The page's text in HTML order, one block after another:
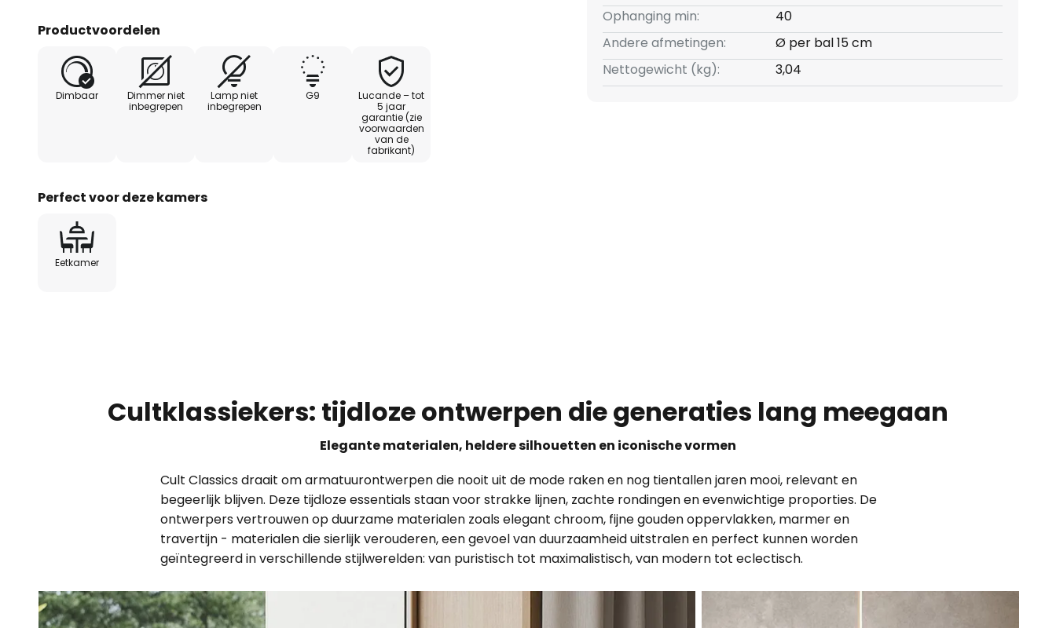
Productvoordelen
Dimbaar
Dimmer niet
inbegrepen
Lamp niet
inbegrepen
G9
Lucande – tot
5 jaar
garantie (zie
voorwaarden
van de
fabrikant)
Perfect voor deze kamers
Eetkamer
Ophanging min:
40
Andere afmetingen:
Ø per bal 15 cm
Nettogewicht (kg):
3,04
Cultklassiekers: tijdloze ontwerpen die generaties lang meegaan
Elegante materialen, heldere silhouetten en iconische vormen
Cult Classics draait om armatuurontwerpen die nooit uit de mode raken en nog tientallen jaren mooi, relevant en
begeerlijk blijven. Deze tijdloze essentials staan voor strakke lijnen, zachte rondingen en evenwichtige proporties. De
ontwerpers vertrouwen op duurzame materialen zoals elegant chroom, fijne gouden oppervlakken, marmer en
travertijn - materialen die sierlijk verouderen, een gevoel van duurzaamheid uitstralen en perfect kunnen worden
geïntegreerd in verschillende stijlwerelden: van puristisch tot maximalistisch, van modern tot eclectisch.